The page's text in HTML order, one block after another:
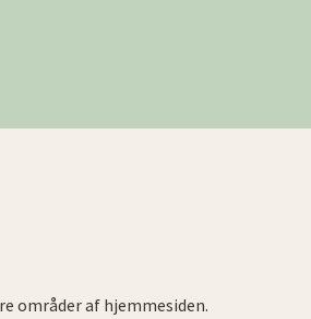
områder af hjemmesiden.